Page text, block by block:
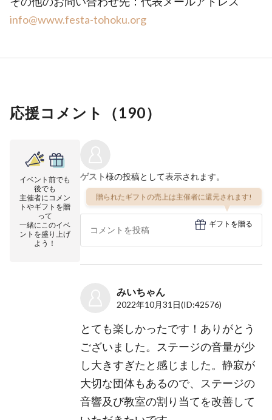
info@www.festa-tohoku.org
応援コメント（190）
イベント前でも
後でも
主催者にコメン
トやギフトを贈
って
一緒にこのイベ
ントを盛り上げ
よう！
ゲスト様の投稿として表示されます。
贈られたギフトの売上は主催者に還元されます!
ギフトを贈る
みいちゃん
2022年10月31日(ID:42576)
とても楽しかったです！ありがとう
ございました。ステージの音量が少
し大きすぎたと感じました。静寂が
大切な団体もあるので、ステージの
音響及び教室の割り当てを改善して